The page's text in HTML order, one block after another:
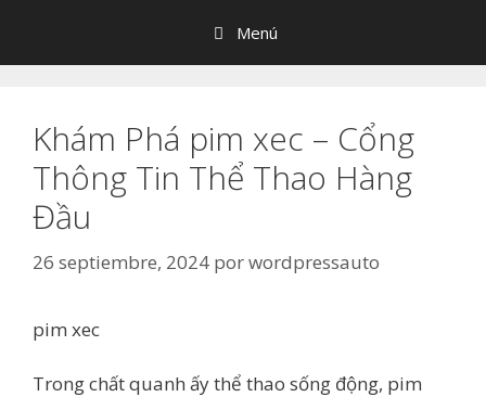
contenido
Menú
Khám Phá pim xec – Cổng
Thông Tin Thể Thao Hàng
Đầu
26 septiembre, 2024 porwordpressauto
pim xec
Trong chất quanh ấy thể thao sống động, pim